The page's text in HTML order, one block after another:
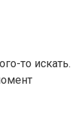
то искать.